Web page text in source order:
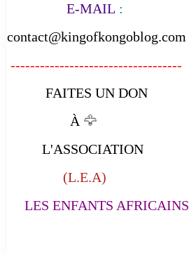
E-MAIL :
contact@kingofkongoblog.com
-----------------------------------
FAITES UN DON
À 🦅
L'ASSOCIATION
(L.E.A)
LES ENFANTS AFRICAINS